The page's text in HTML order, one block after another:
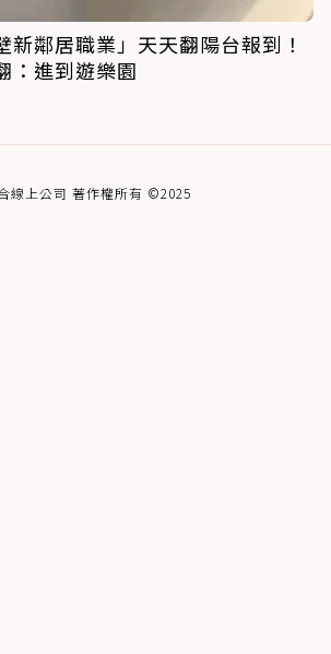
新鄰居職業」天天翻陽台報到！
：進到遊樂園
線上公司 著作權所有 ©2025